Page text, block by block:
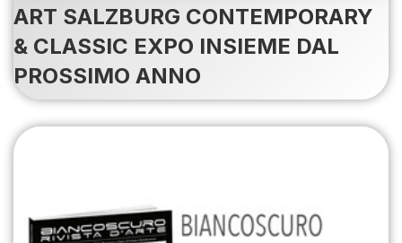
ART SALZBURG CONTEMPORARY
& CLASSIC EXPO INSIEME DAL
PROSSIMO ANNO